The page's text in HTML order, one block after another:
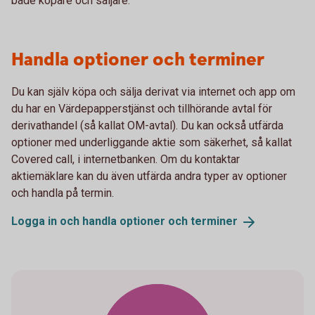
Handla optioner och terminer
Du kan själv köpa och sälja derivat via internet och app om
du har en Värdepapperstjänst och tillhörande avtal för
derivathandel (så kallat OM-avtal). Du kan också utfärda
optioner med underliggande aktie som säkerhet, så kallat
Covered call, i internetbanken. Om du kontaktar
aktiemäklare kan du även utfärda andra typer av optioner
och handla på termin.
Logga in och handla optioner och terminer